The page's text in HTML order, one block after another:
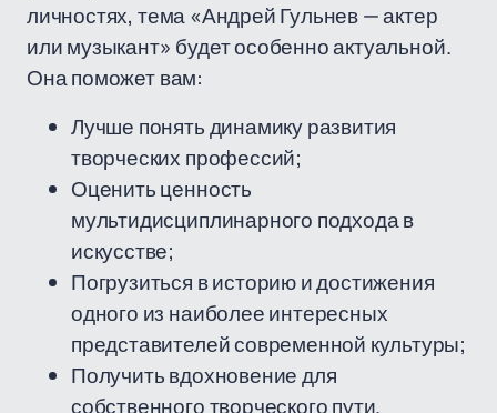
личностях, тема «Андрей Гульнев — актер
или музыкант» будет особенно актуальной.
Она поможет вам:
Лучше понять динамику развития
творческих профессий;
Оценить ценность
мультидисциплинарного подхода в
искусстве;
Погрузиться в историю и достижения
одного из наиболее интересных
представителей современной культуры;
Получить вдохновение для
собственного творческого пути.